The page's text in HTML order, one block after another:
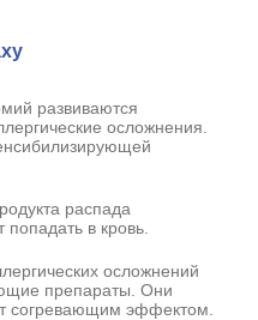
развиваются
осложнения.
распада
в кровь.
осложнений
препараты. Они
согревающим эффектом.